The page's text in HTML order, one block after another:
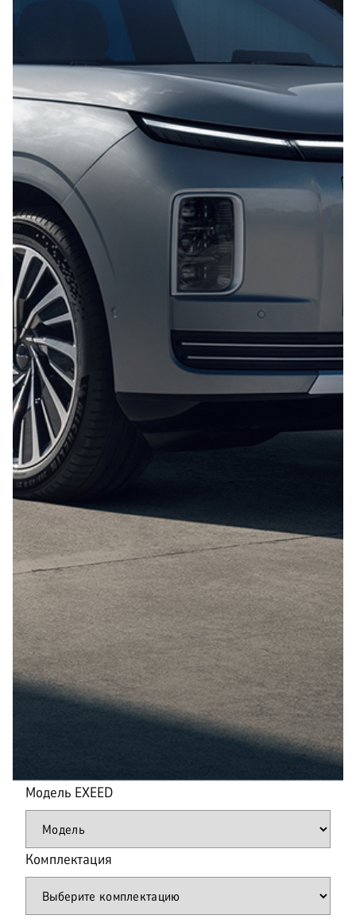
Отправить
Нажимая кнопку “Отправить”, я соглашаюсь на
обработкуперсональных данных
Модель EXEED
Комплектация